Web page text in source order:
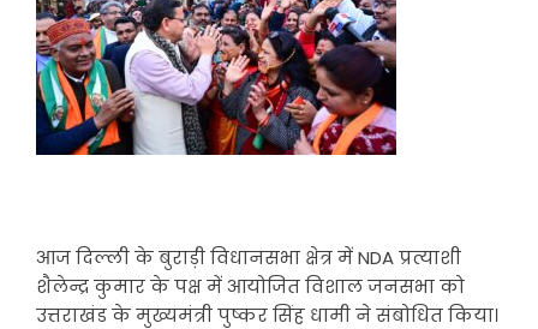
आज दिल्ली के बुराड़ी विधानसभा क्षेत्र में NDA प्रत्याशी
शैलेन्द्र कुमार के पक्ष में आयोजित विशाल जनसभा को
उत्तराखंड के मुख्यमंत्री पुष्कर सिंह धामी ने संबोधित किया।